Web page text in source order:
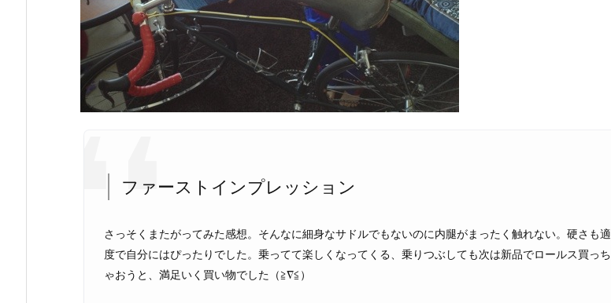
ファーストインプレッション
さっそくまたがってみた感想。そんなに細身なサドルでもないのに内腿がまったく触れない。硬さも適
度で自分にはぴったりでした。乗ってて楽しくなってくる、乗りつぶしても次は新品でロールス買っち
ゃおうと、満足いく買い物でした（≧∇≦）